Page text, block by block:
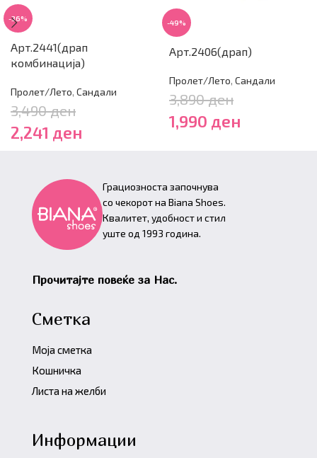
-36%
Арт.2441(драп
комбинација)
Пролет/Лето, Сандали
3,490ден
2,241 ден
-49%
Арт.2406(драп)
Пролет/Лето, Сандали
3,890ден
1,990 ден
Грациозноста започнува
со чекорот на Biana Shoes.
Квалитет, удобност и стил
уште од 1993 година.
Прочитајте повеќе за Нас.
Сметка
Моја сметка
Кошничка
Листа на желби
Информации